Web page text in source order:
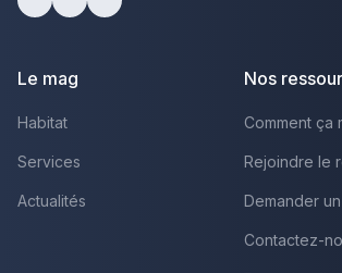
Le mag
Habitat
Services
Actualités
Nos
Comment ça
Rejoindre le
Demander
Contactez-